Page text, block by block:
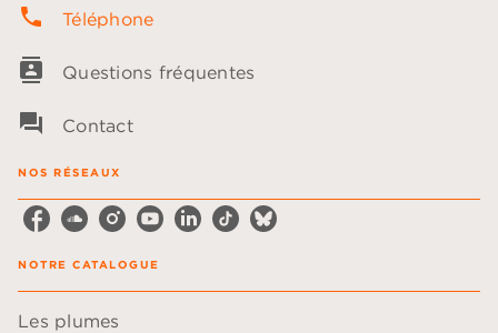
phone Téléphone
contacts Questions fréquentes
question_answer Contact
NOS RÉSEAUX
NOTRE CATALOGUE
Les plumes